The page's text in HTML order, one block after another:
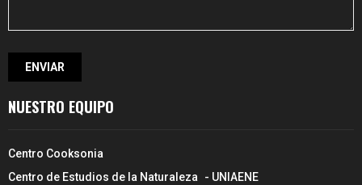
NUESTRO EQUIPO
Centro Cooksonia
Centro de Estudios de la Naturaleza - UNIAENE